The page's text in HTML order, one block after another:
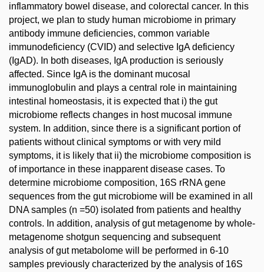
inflammatory bowel disease, and colorectal cancer. In this
project, we plan to study human microbiome in primary
antibody immune deficiencies, common variable
immunodeficiency (CVID) and selective IgA deficiency
(IgAD). In both diseases, IgA production is seriously
affected. Since IgA is the dominant mucosal
immunoglobulin and plays a central role in maintaining
intestinal homeostasis, it is expected that i) the gut
microbiome reflects changes in host mucosal immune
system. In addition, since there is a significant portion of
patients without clinical symptoms or with very mild
symptoms, it is likely that ii) the microbiome composition is
of importance in these inapparent disease cases. To
determine microbiome composition, 16S rRNA gene
sequences from the gut microbiome will be examined in all
DNA samples (n =50) isolated from patients and healthy
controls. In addition, analysis of gut metagenome by whole-
metagenome shotgun sequencing and subsequent
analysis of gut metabolome will be performed in 6-10
samples previously characterized by the analysis of 16S